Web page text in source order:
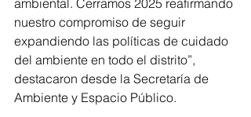
ambiental. Cerramos 2025 reafirmando
nuestro compromiso de seguir
expandiendo las políticas de cuidado
del ambiente en todo el distrito”,
destacaron desde la Secretaría de
Ambiente y Espacio Público.